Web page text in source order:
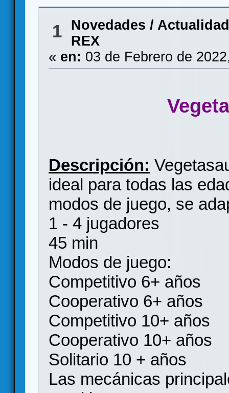
1
Novedades / Actualidad
REX
« en: 03 de Febrero de
Descripción:
ideal para todas las
modos de juego, se
1 - 4 jugadores
45 min
Modos de juego:
Competitivo 6+ años
Cooperativo 6+ años
Competitivo 10+ años
Cooperativo 10+ años
Solitario 10 + años
Las mecánicas